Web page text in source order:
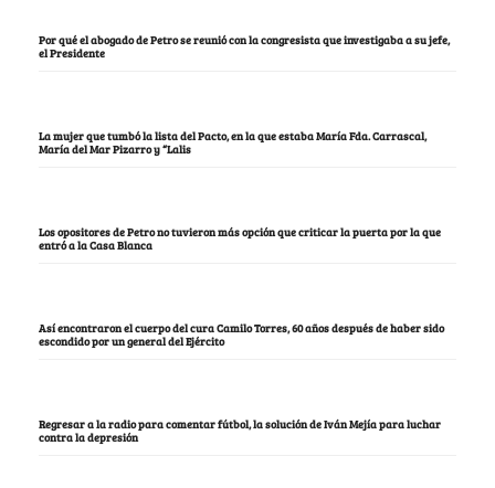
Por qué el abogado de Petro se reunió con la congresista que investigaba a su jefe,
el Presidente
La mujer que tumbó la lista del Pacto, en la que estaba María Fda. Carrascal,
María del Mar Pizarro y “Lalis
Los opositores de Petro no tuvieron más opción que criticar la puerta por la que
entró a la Casa Blanca
Así encontraron el cuerpo del cura Camilo Torres, 60 años después de haber sido
escondido por un general del Ejército
Regresar a la radio para comentar fútbol, la solución de Iván Mejía para luchar
contra la depresión